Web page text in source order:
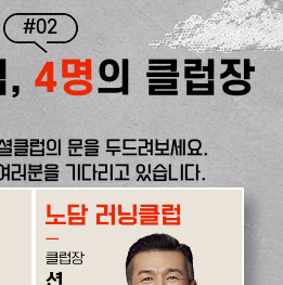
#02
, 4명의 클럽장
클럽의 문을 두드려보세요.
러분을 기다리고 있습니다.